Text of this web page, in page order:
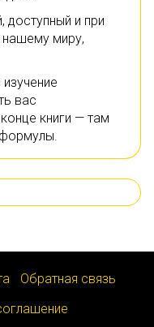
доступный и при
нашему миру,
вас
книги — там
Обратная связь